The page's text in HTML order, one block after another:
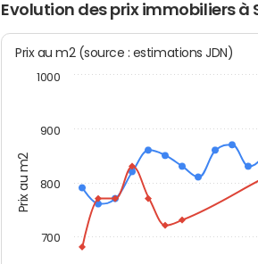
Evolution des prix immobiliers
Prix au m2
Prix au m2 (source : estimations JDN)
700
800
900
1000